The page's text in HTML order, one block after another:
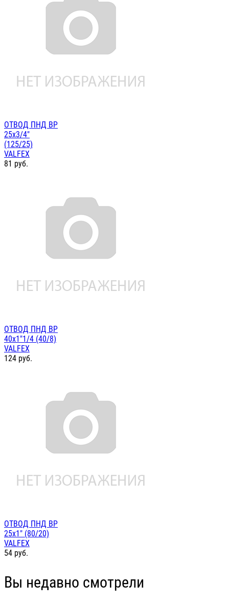
ОТВОД ПНД ВР
25х3/4"
(125/25)
VALFEX
81 руб.
ОТВОД ПНД ВР
40х1"1/4 (40/8)
VALFEX
124 руб.
ОТВОД ПНД ВР
25х1" (80/20)
VALFEX
54 руб.
Вы недавно смотрели